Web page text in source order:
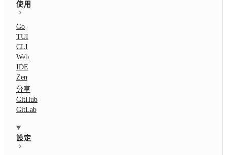
使用
Go
TUI
CLI
Web
IDE
Zen
分享
GitHub
GitLab
設定